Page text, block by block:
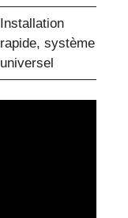
Installation
rapide, système
universel